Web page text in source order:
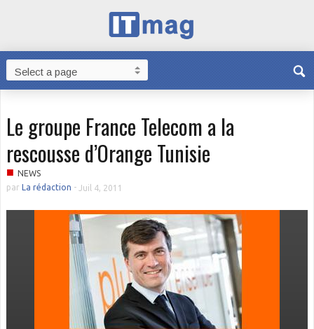
Le groupe France Telecom a la
rescousse d’Orange Tunisie
■ NEWS
par La rédaction - Juil 4, 2011